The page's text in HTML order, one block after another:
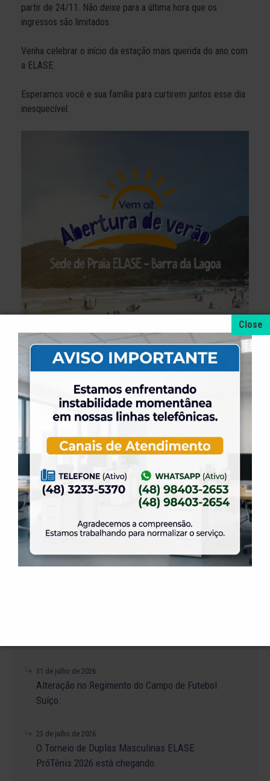
partir de 24/11. Não deixe para a última hora que os
ingressos são limitados.
Venha celebrar o início da estação mais querida do ano com
a ELASE.
Esperamos você e sua família para curtirem juntos esse dia
inesquecível.
+ NOTÍCIAS
4 de agosto de 2026
A promoção da taxa de adesão foi prorrogada
até dia 31 de Agosto.
31 de julho de 2026
Alteração no Regimento do Campo de Futebol
Suíço.
23 de julho de 2026
O Torneio de Duplas Masculinas ELASE
PróTênis 2026 está chegando.